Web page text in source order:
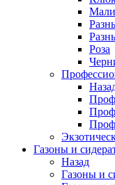
Роза
Газоны и
Назад
Газоны и